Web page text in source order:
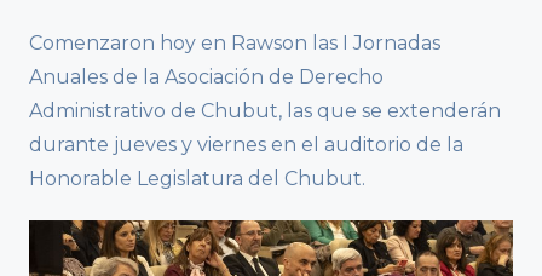
Comenzaron hoy en Rawson las I Jornadas
Anuales de la Asociación de Derecho
Administrativo de Chubut, las que se extenderán
durante jueves y viernes en el auditorio de la
Honorable Legislatura del Chubut.